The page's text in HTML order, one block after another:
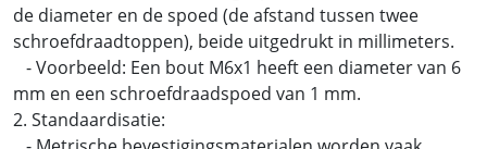
de diameter en de spoed (de afstand tussen twee
schroefdraadtoppen), beide uitgedrukt in millimeters.
- Voorbeeld: Een bout M6x1 heeft een diameter van 6
mm en een schroefdraadspoed van 1 mm.
2. Standaardisatie: